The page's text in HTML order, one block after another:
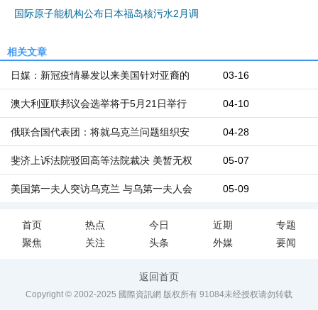
国际原子能机构公布日本福岛核污水2月调
相关文章
03-16
日媒：新冠疫情暴发以来美国针对亚裔的
04-10
澳大利亚联邦议会选举将于5月21日举行
04-28
俄联合国代表团：将就乌克兰问题组织安
05-07
斐济上诉法院驳回高等法院裁决 美暂无权
05-09
美国第一夫人突访乌克兰 与乌第一夫人会
首页 热点 今日 近期
专题
聚焦
关注 头条 外媒 要闻
返回首页
Copyright © 2002-2025 國際資訊網 版权所有 91084未经授权请勿转载